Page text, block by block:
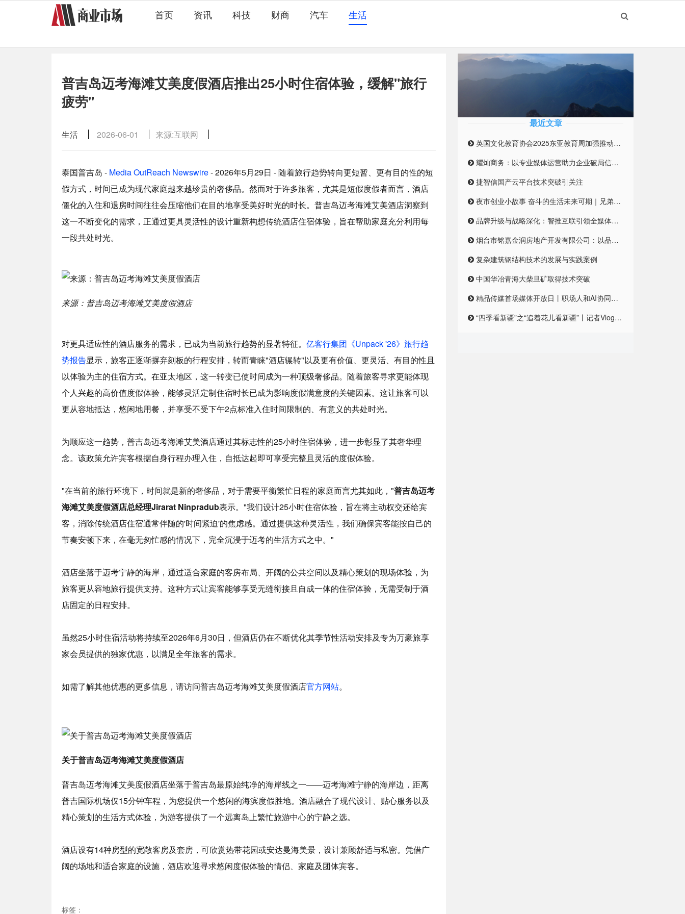
首页 资讯 科技 财商 汽车 生活
普吉岛迈考海滩艾美度假酒店推出25小时住宿体验，缓解"旅行
疲劳"
生活 2026-06-01 来源:互联网
泰国普吉岛 - Media OutReach Newswire- 2026年5月29日 - 随着旅行趋势转向更短暂、更有目的性的短
假方式，时间已成为现代家庭越来越珍贵的奢侈品。然而对于许多旅客，尤其是短假度假者而言，酒店
僵化的入住和退房时间往往会压缩他们在目的地享受美好时光的时长。普吉岛迈考海滩艾美酒店洞察到
这一不断变化的需求，正通过更具灵活性的设计重新构想传统酒店住宿体验，旨在帮助家庭充分利用每
一段共处时光。
来源：普吉岛迈考海滩艾美度假酒店
对更具适应性的酒店服务的需求，已成为当前旅行趋势的显著特征。 亿客行集团《Unpack '26》旅行趋
势报告显示，旅客正逐渐摒弃刻板的行程安排，转而青睐"酒店辗转"以及更有价值、更灵活、有目的性且
以体验为主的住宿方式。在亚太地区，这一转变已使时间成为一种顶级奢侈品。随着旅客寻求更能体现
个人兴趣的高价值度假体验，能够灵活定制住宿时长已成为影响度假满意度的关键因素。这让旅客可以
更从容地抵达，悠闲地用餐，并享受不受下午2点标准入住时间限制的、有意义的共处时光。
为顺应这一趋势，普吉岛迈考海滩艾美酒店通过其标志性的25小时住宿体验，进一步彰显了其奢华理
念。该政策允许宾客根据自身行程办理入住，自抵达起即可享受完整且灵活的度假体验。
"在当前的旅行环境下，时间就是新的奢侈品，对于需要平衡繁忙日程的家庭而言尤其如此，"普吉岛迈考
海滩艾美度假酒店总经理Jirarat Ninpradub表示。"我们设计25小时住宿体验，旨在将主动权交还给宾
客，消除传统酒店住宿通常伴随的'时间紧迫'的焦虑感。通过提供这种灵活性，我们确保宾客能按自己的
节奏安顿下来，在毫无匆忙感的情况下，完全沉浸于迈考的生活方式之中。"
酒店坐落于迈考宁静的海岸，通过适合家庭的客房布局、开阔的公共空间以及精心策划的现场体验，为
旅客更从容地旅行提供支持。这种方式让宾客能够享受无缝衔接且自成一体的住宿体验，无需受制于酒
店固定的日程安排。
虽然25小时住宿活动将持续至2026年6月30日，但酒店仍在不断优化其季节性活动安排及专为万豪旅享
家会员提供的独家优惠，以满足全年旅客的需求。
如需了解其他优惠的更多信息，请访问普吉岛迈考海滩艾美度假酒店官方网站。
关于普吉岛迈考海滩艾美度假酒店
普吉岛迈考海滩艾美度假酒店坐落于普吉岛最原始纯净的海岸线之一——迈考海滩宁静的海岸边，距离
普吉国际机场仅15分钟车程，为您提供一个悠闲的海滨度假胜地。酒店融合了现代设计、贴心服务以及
精心策划的生活方式体验，为游客提供了一个远离岛上繁忙旅游中心的宁静之选。
酒店设有14种房型的宽敞客房及套房，可欣赏热带花园或安达曼海美景，设计兼顾舒适与私密。凭借广
阔的场地和适合家庭的设施，酒店欢迎寻求悠闲度假体验的情侣、家庭及团体宾客。
标签：
最近文章
英国文化教育协会2025东亚教育周加强推动英国与东亚高等教育合作伙伴关系
耀灿商务：以专业媒体运营助力企业破局信息迷雾
捷智信国产云平台技术突破引关注
夜市创业小故事 奋斗的生活未来可期｜兄弟合伙摆摊 开启创业之路
品牌升级与战略深化：智推互联引领全媒体整合营销新纪元
烟台市铭嘉金润房地产开发有限公司：以品质筑梦，引领未来居住新风尚
复杂建筑钢结构技术的发展与实践案例
中国华冶青海大柴旦矿取得技术突破
精品传媒首场媒体开放日丨职场人和AI协同合作，是一种怎样的体验？
“四季看新疆”之“追着花儿看新疆”丨记者Vlog:记者在和田直播带货艾德莱斯,首秀怎么样?